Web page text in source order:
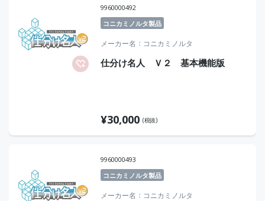
9960000492
コニカミノルタ製品
メーカー名 コニカミノルタ
仕分け名人 Ｖ２ 基本機能版
¥30,000 (税抜)
9960000493
コニカミノルタ製品
メーカー名 コニカミノルタ